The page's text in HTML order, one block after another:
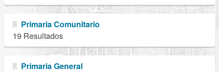
Primaria Comunitario
19 Resultados
Primaria General